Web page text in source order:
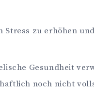
zu erhöhen
Gesundheit
noch nicht